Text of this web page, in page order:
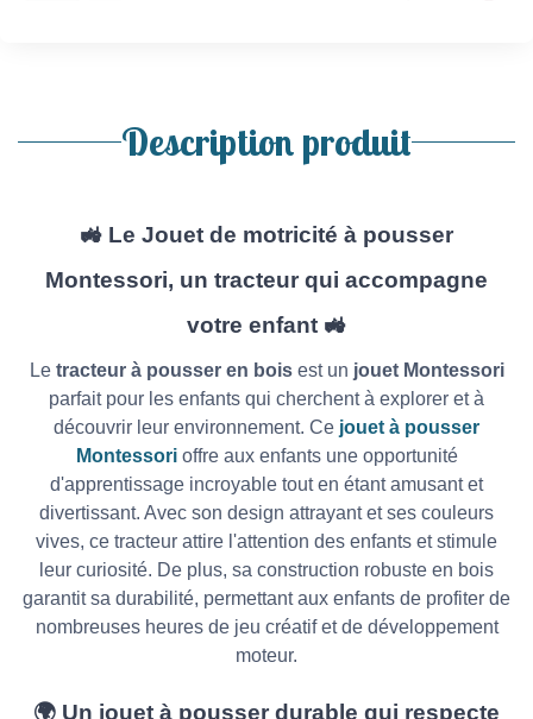
Description produit
🚜 Le Jouet de motricité à pousser
Montessori, un tracteur qui accompagne
votre enfant 🚜
Le tracteur à pousser en boisest un jouet Montessori
parfait pour les enfants qui cherchent à explorer et à
découvrir leur environnement. Ce jouet à pousser
Montessorioffre aux enfants une opportunité
d'apprentissage incroyable tout en étant amusant et
divertissant. Avec son design attrayant et ses couleurs
vives, ce tracteur attire l'attention des enfants et stimule
leur curiosité. De plus, sa construction robuste en bois
garantit sa durabilité, permettant aux enfants de profiter de
nombreuses heures de jeu créatif et de développement
moteur.
🌍 Un jouet à pousser durable qui respecte